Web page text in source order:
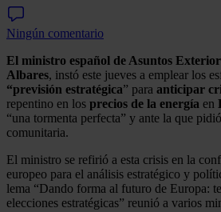
Ningún comentario
El ministro español de Asuntos
Albares, instó este jueves a emplear los
“previsión estratégica” para anticipar
repentino en los precios de la energía en
“una tormenta perfecta” y ante la que
comunitaria.
El ministro se refirió a esta crisis en la
europeo para el análisis estratégico y
lema “Dando forma al futuro de Europa:
elecciones estratégicas” reunió a varios